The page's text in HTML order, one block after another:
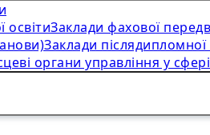
освітиЗаклади фахової
Заклади післядипломної
органи управління у